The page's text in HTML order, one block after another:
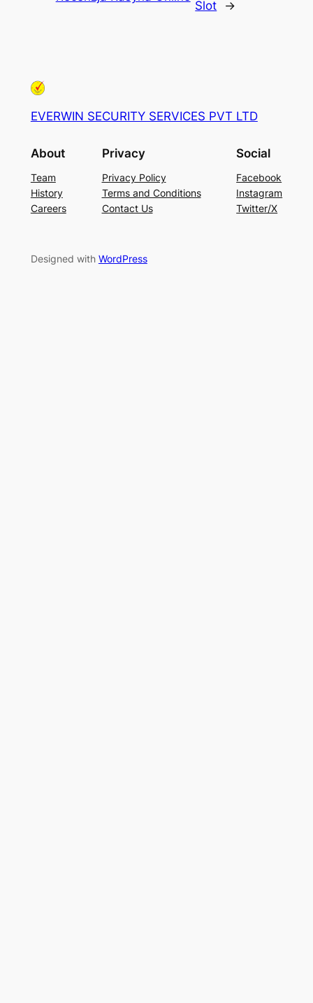
Slot →
EVERWIN SECURITY SERVICES PVT LTD
About
Team
History
Careers
Privacy
Privacy Policy
Terms and Conditions
Contact Us
Social
Facebook
Instagram
Twitter/X
Designed with WordPress